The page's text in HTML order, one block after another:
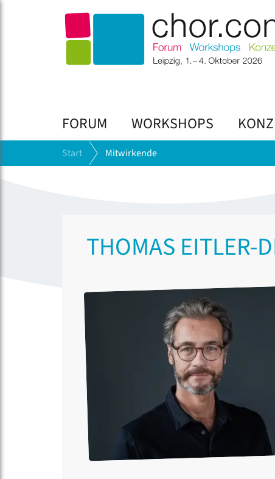
FORUM WORKSHOPS
Start Mitwirkende
THOMAS EITLER-